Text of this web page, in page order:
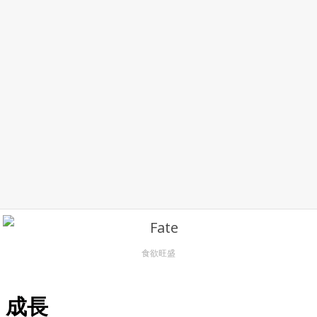
食欲旺盛
成長